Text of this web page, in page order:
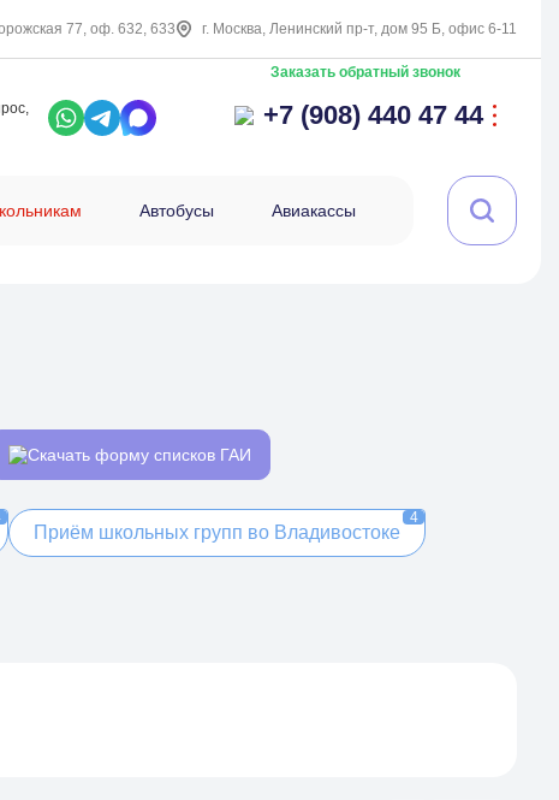
77, оф. 632, 633 г. Москва, Ленинский пр-т, дом 95 Б, офис 6-11
Заказать обратный звонок
+7 (908) 440 47 44
Автобусы Авиакассы
Скачать форму списков ГАИ
Приём школьных групп во Владивостоке
4